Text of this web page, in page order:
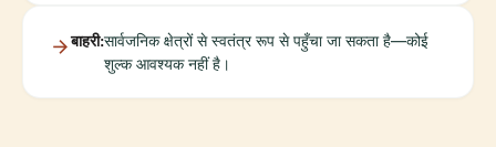
बाहरी:सार्वजनिक क्षेत्रों से स्वतंत्र रूप से पहुँचा जा सकता है—कोई
शुल्क आवश्यक नहीं है।